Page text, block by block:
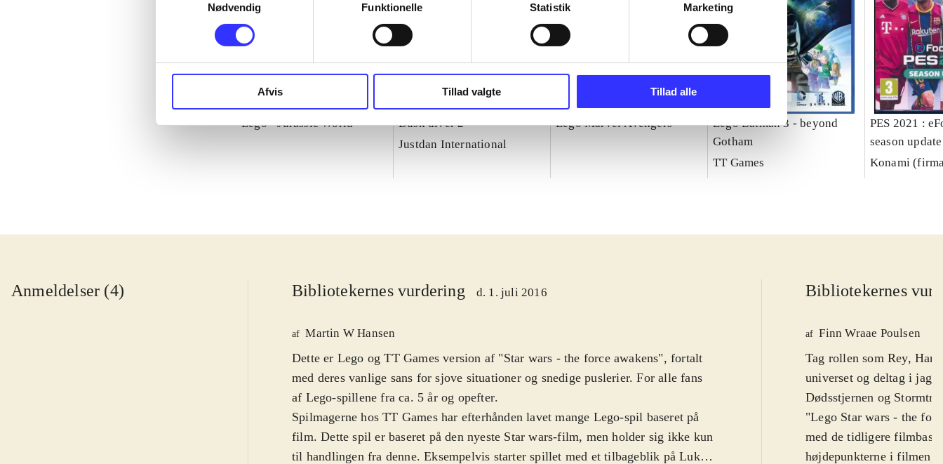
Nødvendig
Funktionelle Statistik Marketing
Afvis Tillad valgte Tillad alle
Lego - Jurassic World
Dusk diver 2
Justdan International
Lego Marvel Avengers
Lego Batman 3 - beyond
Gotham
TT Games
PES 2021 :
season update
Konami
Anmeldelser (4) Bibliotekernes vurdering d. 1. juli 2016
af Martin W Hansen
Dette er Lego og TT Games version af "Star wars - the force awakens", fortalt
med deres vanlige sans for sjove situationer og snedige puslerier. For alle fans
af Lego-spillene fra ca. 5 år og opefter.
Spilmagerne hos TT Games har efterhånden lavet mange Lego-spil baseret på
film. Dette spil er baseret på den nyeste Star wars-film, men holder sig ikke kun
til handlingen fra denne. Eksempelvis starter spillet med et tilbageblik på Luke
Bibliotekernes
af Finn Wraae Poulsen
Tag rollen som Rey, Han Solo eller en af de andre karakterer fra Star wars-
universet og deltag i
Dødsstjernen og
"Lego Star wars - the
med de tidligere
højdepunkterne i filmen,